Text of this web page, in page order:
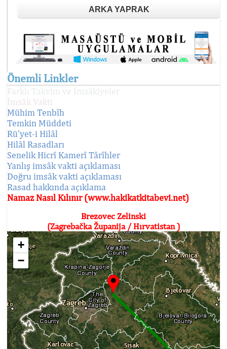
ARKA YAPRAK
Önemli Linkler
Farklı Takvim ve İmsâkiyeler
İmsâk Vakti
Mühim Tenbîh
Temkin Müddeti
Rü'yet-i Hilâl
Hilâl Rasadları
Senelik Hicrî Kamerî Târîhler
Yanlış imsâk vakti açıklaması
Doğru imsâk vakti açıklaması
Rasad hakkında açıklama
Namaz Nasıl Kılınır (www.hakikatkitabevi.net)
Brezovec Zelinski
(Zagrebačka Županija / Hırvatistan )
+
−